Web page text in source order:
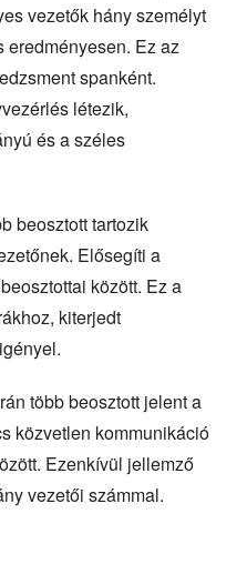
vezetők hány személyt
eredményesen. Ez az
spanként.
létezik,
és a széles
beosztott tartozik
Elősegíti a
között. Ez a
kiterjedt
több beosztott jelent a
közvetlen kommunikáció
Ezenkívül jellemző
vezetői számmal.